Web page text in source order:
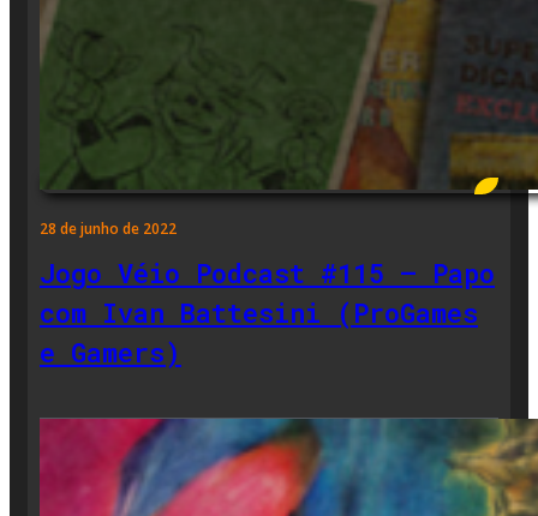
28 de junho de 2022
Jogo Véio Podcast #115 – Papo
com Ivan Battesini (ProGames
e Gamers)